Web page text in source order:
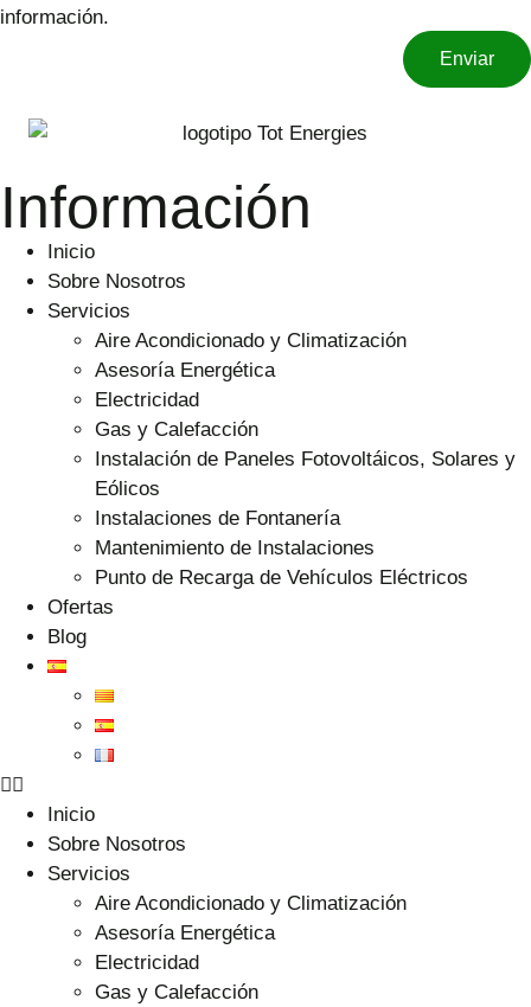
información.
Enviar
Información
Inicio
Sobre Nosotros
Servicios
Aire Acondicionado y Climatización
Asesoría Energética
Electricidad
Gas y Calefacción
Instalación de Paneles Fotovoltáicos, Solares y
Eólicos
Instalaciones de Fontanería
Mantenimiento de Instalaciones
Punto de Recarga de Vehículos Eléctricos
Ofertas
Blog
Inicio
Sobre Nosotros
Servicios
Aire Acondicionado y Climatización
Asesoría Energética
Electricidad
Gas y Calefacción